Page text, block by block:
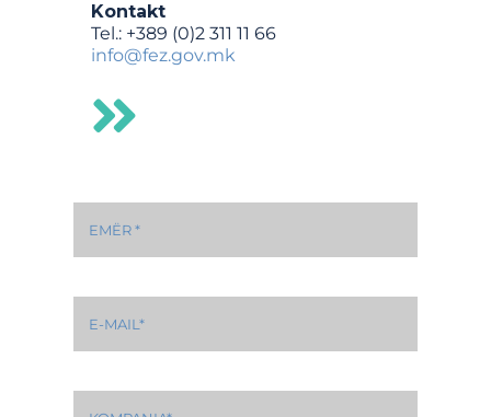
Kontakt
Tel.: +389 (0)2 311 11 66
info@fez.gov.mk